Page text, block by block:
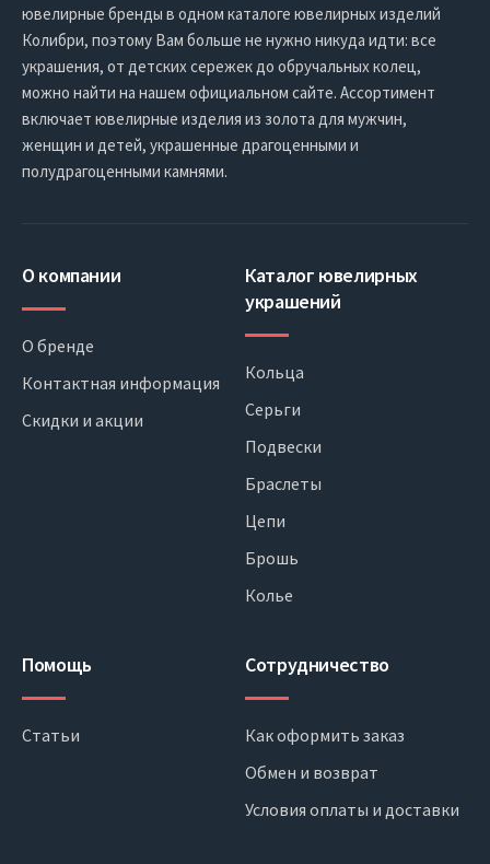
ювелирные бренды в одном каталоге ювелирных изделий
Колибри, поэтому Вам больше не нужно никуда идти: все
украшения, от детских сережек до обручальных колец,
можно найти на нашем официальном сайте. Ассортимент
включает ювелирные изделия из золота для мужчин,
женщин и детей, украшенные драгоценными и
полудрагоценными камнями.
О компании
О бренде
Контактная информация
Скидки и акции
Каталог ювелирных
украшений
Кольца
Серьги
Подвески
Браслеты
Цепи
Брошь
Колье
Помощь
Статьи
Сотрудничество
Как оформить заказ
Обмен и возврат
Условия оплаты и доставки